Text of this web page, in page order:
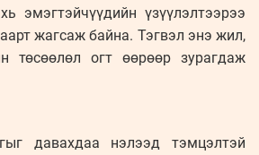
эмэгтэйчүүдийн үзүүлэлтээрээ
жагсаж байна. Тэгвэл энэ жил,
төсөөлөл огт өөрөөр зурагдаж
давахдаа нэлээд тэмцэлтэй